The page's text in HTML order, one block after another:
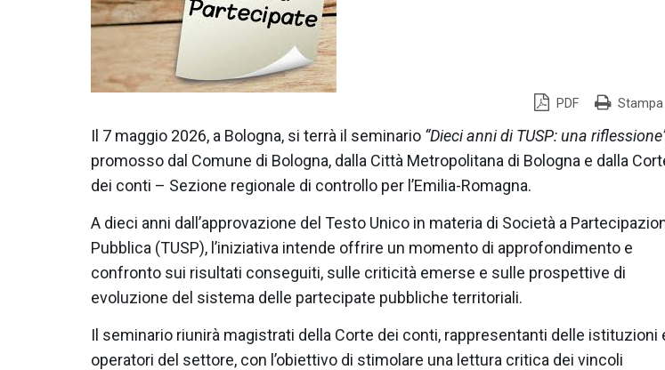
PDF Stampa
Il 7 maggio 2026, a Bologna, si terrà il seminario “Dieci anni di TUSP: una
promosso dal Comune di Bologna, dalla Città Metropolitana di Bologna e dalla
dei conti – Sezione regionale di controllo per l’Emilia-Romagna.
A dieci anni dall’approvazione del Testo Unico in materia di Società a
Pubblica (TUSP), l’iniziativa intende offrire un momento di approfondimento e
confronto sui risultati conseguiti, sulle criticità emerse e sulle prospettive di
evoluzione del sistema delle partecipate pubbliche territoriali.
Il seminario riunirà magistrati della Corte dei conti, rappresentanti delle istituzioni
operatori del settore, con l’obiettivo di stimolare una lettura critica dei vincoli